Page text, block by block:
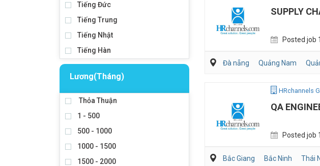
Tiếng Đức
Tiếng Trung
Tiếng Nhật
Tiếng Hàn
Lương(Tháng)
Thỏa Thuận
1 - 500
500 - 1000
1000 - 1500
1500 - 2000
SUPPLY
Posted job
Đà nẵng Quảng Nam
HRchannels
QA
Posted job
Bắc Giang Bắc Ninh Thái